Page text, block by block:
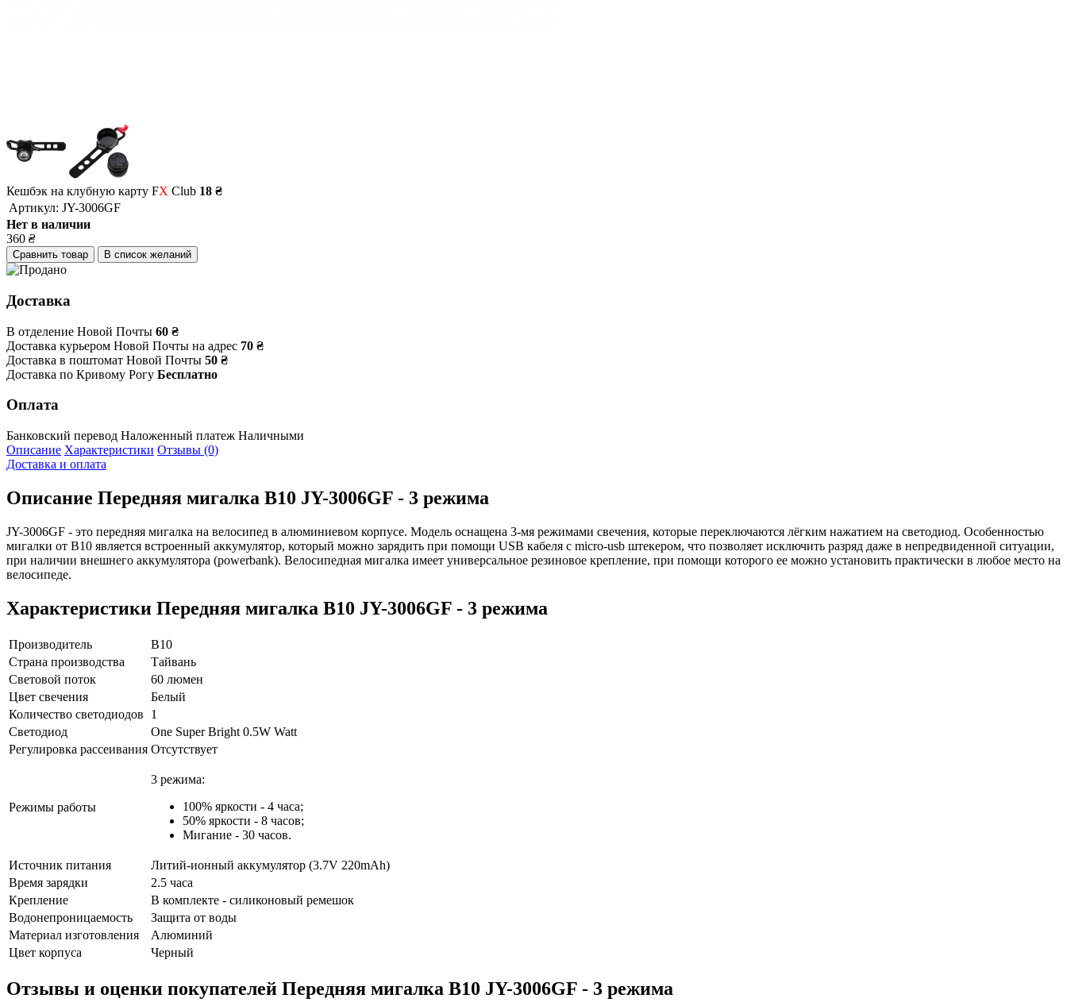
Кешбэк на клубную карту FX Club 18 ₴
Артикул: JY-3006GF
Нет в наличии
360 ₴
Сравнить товар В список желаний
Доставка
В отделение Новой Почты 60 ₴
Доставка курьером Новой Почты на адрес 70 ₴
Доставка в поштомат Новой Почты 50 ₴
Доставка по Кривому Рогу Бесплатно
Оплата
Банковский перевод Наложенный платеж Наличными
Описание Характеристики Отзывы (0)
Доставка и оплата
Описание Передняя мигалка B10 JY-3006GF - 3 режима
JY-3006GF - это передняя мигалка на велосипед в алюминиевом корпусе. Модель оснащена 3-мя режимами свечения, которые переключаются лёгким нажатием на светодиод. Особенностью
мигалки от B10 является встроенный аккумулятор, который можно зарядить при помощи USB кабеля с micro-usb штекером, что позволяет исключить разряд даже в непредвиденной ситуации,
при наличии внешнего аккумулятора (powerbank). Велосипедная мигалка имеет универсальное резиновое крепление, при помощи которого ее можно установить практически в любое место на
велосипеде.
Характеристики Передняя мигалка B10 JY-3006GF - 3 режима
Производитель
B10
Страна производства
Тайвань
Световой поток
60 люмен
Цвет свечения
Белый
Количество светодиодов
1
Светодиод
One Super Bright 0.5W Watt
Регулировка рассеивания Отсутствует
Режимы работы
3 режима:
100% яркости - 4 часа;
50% яркости - 8 часов;
Мигание - 30 часов.
Источник питания
Литий-ионный аккумулятор (3.7V 220mAh)
Время зарядки
2.5 часа
Крепление
В комплекте - силиконовый ремешок
Водонепроницаемость
Защита от воды
Материал изготовления
Алюминий
Цвет корпуса
Черный
Отзывы и оценки покупателей Передняя мигалка B10 JY-3006GF - 3 режима